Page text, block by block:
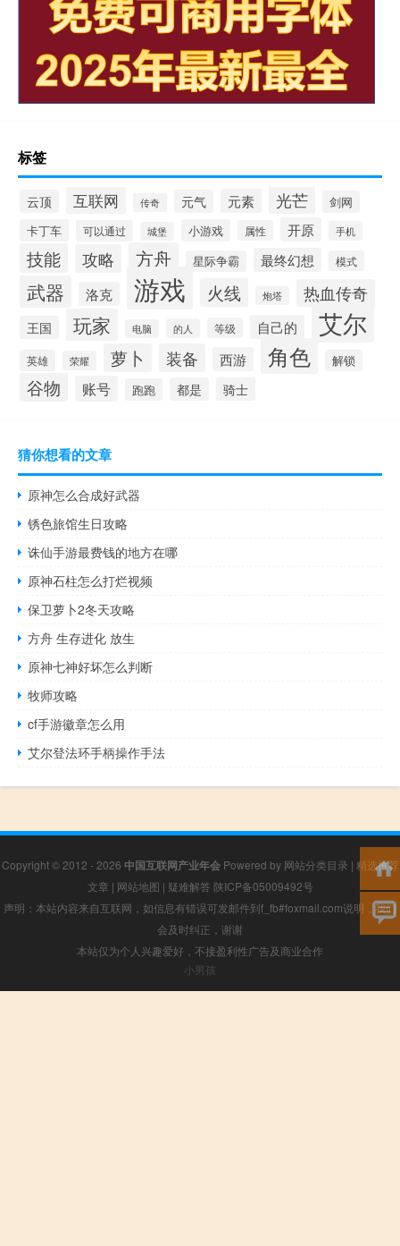
标签
云顶 互联网 传奇 元气 元素 光芒
剑网
卡丁车
可以通过 城堡 小游戏 属性 开原 手机
技能 攻略 方舟 星际争霸 最终幻想 模式
武器 洛克 游戏 火线 炮塔 热血传奇
王国 玩家 电脑 的人 等级 自己的 艾尔
英雄 荣耀 萝卜 装备 西游 角色 解锁
谷物 账号 跑跑 都是 骑士
猜你想看的文章
原神怎么合成好武器
锈色旅馆生日攻略
诛仙手游最费钱的地方在哪
原神石柱怎么打烂视频
保卫萝卜2冬天攻略
方舟 生存进化 放生
原神七神好坏怎么判断
牧师攻略
cf手游徽章怎么用
艾尔登法环手柄操作手法
Copyright © 2012 - 2026 中国互联网产业年会Powered by 网站分类目录 | 精选推荐
文章 | 网站地图 | 疑难解答 陕ICP备05009492号
声明：本站内容来自互联网，如信息有错误可发邮件到f_fb#foxmail.com说明，我们
会及时纠正，谢谢
本站仅为个人兴趣爱好，不接盈利性广告及商业合作
小男孩